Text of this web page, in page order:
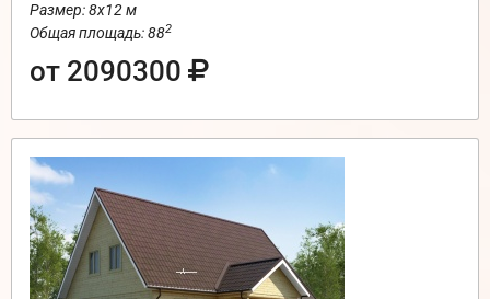
Размер: 8х12 м
Общая площадь: 882
от 2090300